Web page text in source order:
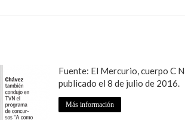
Fuente: El Mercurio, cuerpo C
publicado el 8 de julio de 2016.
Más información